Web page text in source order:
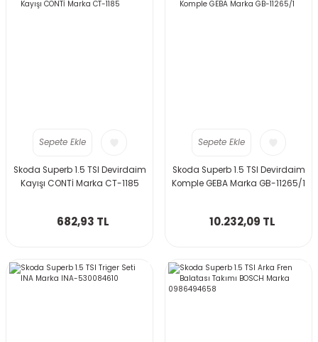
Sepete Ekle
Skoda Superb 1.5 TSI Devirdaim
Kayışı CONTİ Marka CT-1185
682,93 TL
Sepete Ekle
Skoda Superb 1.5 TSI Devirdaim
Komple GEBA Marka GB-11265/1
10.232,09 TL